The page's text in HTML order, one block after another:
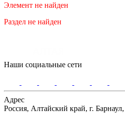
Элемент не найден
Раздел не найден
Наши социальные сети
Адрес
Россия, Алтайский край, г.